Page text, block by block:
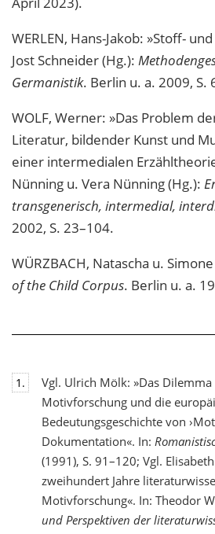
WERLEN, Hans-Jakob: »Stoff-
Jost Schneider (Hg.):
Germanistik. Berlin u. a. 2009, S.
WOLF, Werner: »Das Problem
Literatur, bildender Kunst und
einer intermedialen
Nünning u. Vera Nünning (Hg.):
transgenerisch, intermedial,
2002, S. 23–104.
WÜRZBACH, Natascha u.
of the Child Corpus. Berlin u. a.
1.
Vgl. Ulrich Mölk: »Das
Motivforschung und die
Bedeutungsgeschichte von
Dokumentation«. In:
(1991), S. 91–120; Vgl.
zweihundert Jahre
Motivforschung«. In: Theodor
und Perspektiven der